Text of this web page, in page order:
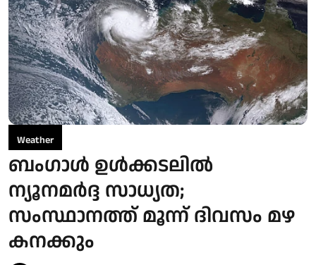
Weather
ബംഗാൾ ഉൾക്കടലിൽ
ന്യൂനമർദ്ദ സാധ്യത;
സംസ്ഥാനത്ത് മൂന്ന് ദിവസം മഴ
കനക്കും